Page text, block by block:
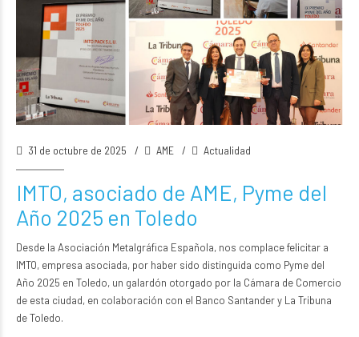
31 de octubre de 2025 AME Actualidad
IMTO, asociado de AME, Pyme del
Año 2025 en Toledo
Desde la Asociación Metalgráfica Española, nos complace felicitar a
IMTO, empresa asociada, por haber sido distinguida como Pyme del
Año 2025 en Toledo, un galardón otorgado por la Cámara de Comercio
de esta ciudad, en colaboración con el Banco Santander y La Tribuna
de Toledo.